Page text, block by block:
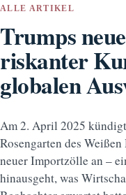
ALLE ARTIKEL
Trumps
riskanter
globalen
Am 2. April 2025
Rosengarten des
neuer Importzölle an –
hinausgeht, was